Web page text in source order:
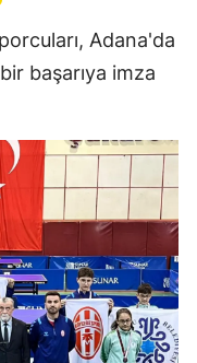
Adana'da
başarıya imza